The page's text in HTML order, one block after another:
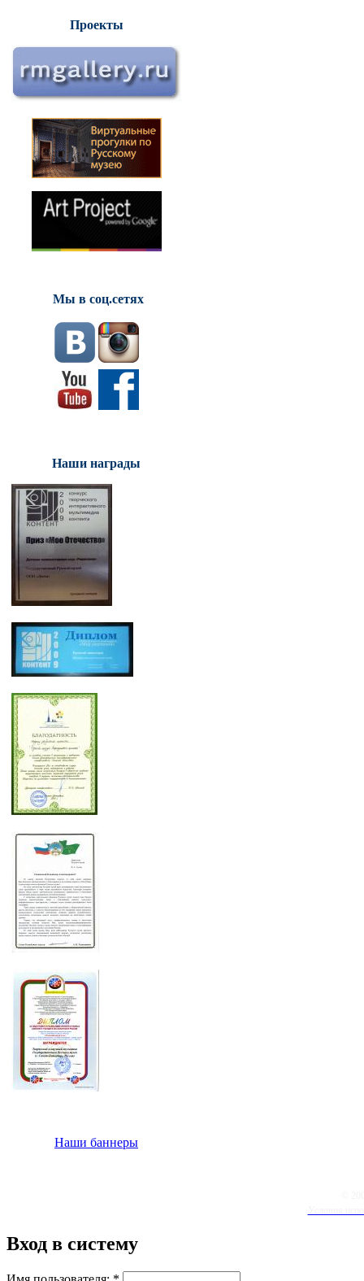
Проекты
Мы в соц.сетях
Наши награды
Наши баннеры
Вход в систему